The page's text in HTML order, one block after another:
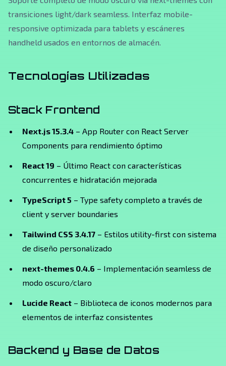
transiciones light/dark seamless. Interfaz mobile-
responsive optimizada para tablets y escáneres
handheld usados en entornos de almacén.
Tecnologías Utilizadas
Stack Frontend
Next.js 15.3.4 – App Router con React Server
Components para rendimiento óptimo
React 19 – Último React con características
concurrentes e hidratación mejorada
TypeScript 5 – Type safety completo a través de
client y server boundaries
Tailwind CSS 3.4.17 – Estilos utility-first con sistema
de diseño personalizado
next-themes 0.4.6 – Implementación seamless de
modo oscuro/claro
Lucide React – Biblioteca de iconos modernos para
elementos de interfaz consistentes
Backend y Base de Datos